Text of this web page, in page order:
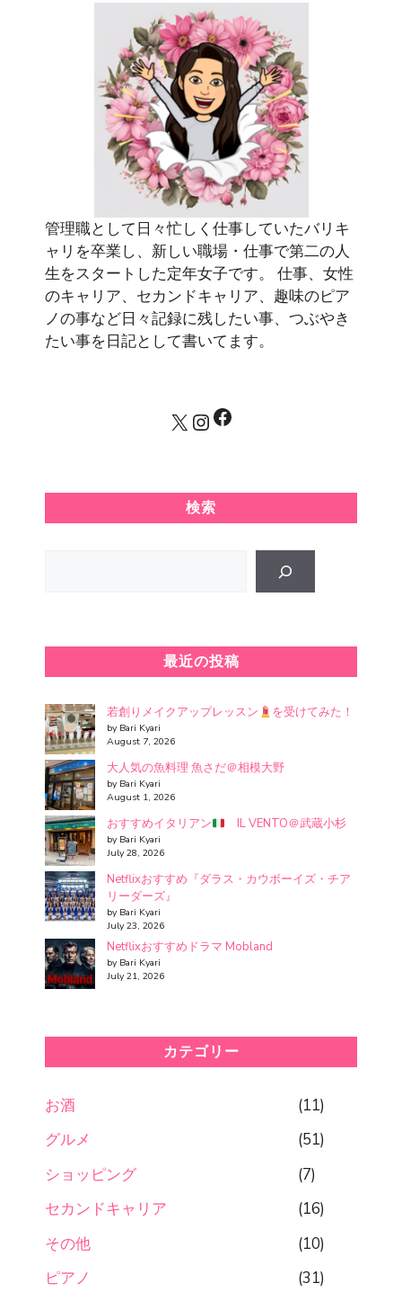
管理職として日々忙しく仕事していたバリキ
ャリを卒業し、新しい職場・仕事で第二の人
生をスタートした定年女子です。 仕事、女性
のキャリア、セカンドキャリア、趣味のピア
ノの事など日々記録に残したい事、つぶやき
たい事を日記として書いてます。
X Instagram
Facebook
検索
最近の投稿
若創りメイクアップレッスン を受けてみた！
by Bari Kyari
August 7, 2026
大人気の魚料理 魚さだ＠相模大野
by Bari Kyari
August 1, 2026
おすすめイタリアン IL VENTO＠武蔵小杉
by Bari Kyari
July 28, 2026
Netflixおすすめ『ダラス・カウボーイズ・チア
リーダーズ』
by Bari Kyari
July 23, 2026
Netflixおすすめドラマ Mobland
by Bari Kyari
July 21, 2026
カテゴリー
お酒
(11)
グルメ
(51)
ショッピング
(7)
セカンドキャリア
(16)
その他
(10)
ピアノ
(31)